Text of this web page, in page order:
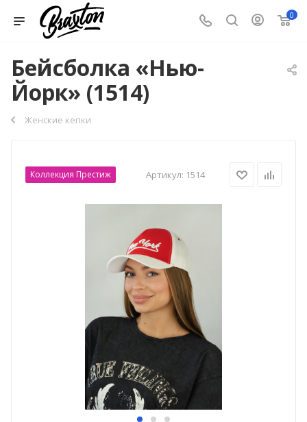
0
Бейсболка «Нью-
Йорк» (1514)
Женские кепки
Коллекция Престиж Артикул: 1514